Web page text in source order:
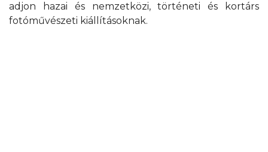
adjon hazai és nemzetközi, történeti és kortárs
fotóművészeti kiállításoknak.